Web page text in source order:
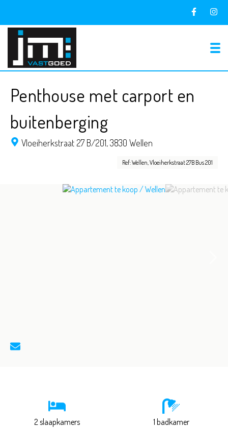
Penthouse met carport en
buitenberging
Vloeiherkstraat 27 B/201,3830 Wellen
Ref: Wellen, Vloeiherkstraat 27B Bus 201
2 slaapkamers 1 badkamer